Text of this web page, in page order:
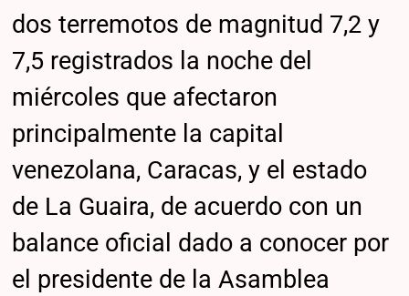
dos terremotos de magnitud 7,2 y
7,5 registrados la noche del
miércoles que afectaron
principalmente la capital
venezolana, Caracas, y el estado
de La Guaira, de acuerdo con un
balance oficial dado a conocer por
el presidente de la Asamblea